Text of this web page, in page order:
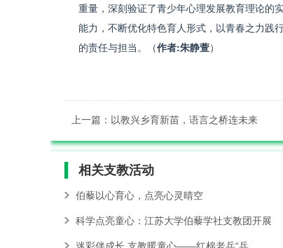
重量，深刻验证了青少年心理发展教育理论的
能力，不断优化特色育人形式，以青春之力践
的责任与担当。（作者:朱静萱）
上一篇：以教兴乡育新苗，语言之桥连未来
相关支教活动
伯藜以心育心，点亮心灵晴空
科学点亮童心：江苏大学伯藜学社支教团开展